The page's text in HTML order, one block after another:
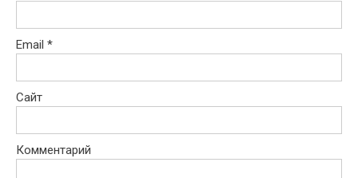
Email *
Сайт
Комментарий